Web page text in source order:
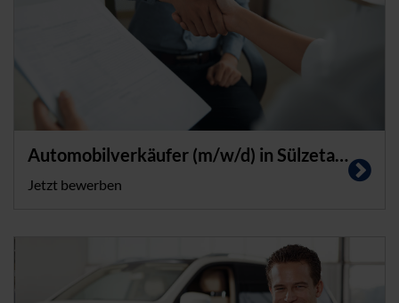
Automobilverkäufer (m/w/d) in Sülzetal bei Magdeburg
Jetzt bewerben